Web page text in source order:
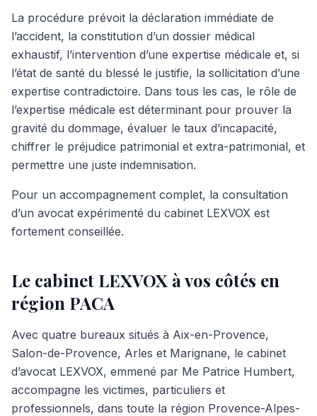
La procédure prévoit la déclaration immédiate de
l’accident, la constitution d’un dossier médical
exhaustif, l’intervention d’une expertise médicale et, si
l’état de santé du blessé le justifie, la sollicitation d’une
expertise contradictoire. Dans tous les cas, le rôle de
l’expertise médicale est déterminant pour prouver la
gravité du dommage, évaluer le taux d’incapacité,
chiffrer le préjudice patrimonial et extra-patrimonial, et
permettre une juste indemnisation.
Pour un accompagnement complet, la consultation
d’un avocat expérimenté du cabinet LEXVOX est
fortement conseillée.
Le cabinet LEXVOX à vos côtés en
région PACA
Avec quatre bureaux situés à Aix-en-Provence,
Salon-de-Provence, Arles et Marignane, le cabinet
d’avocat LEXVOX, emmené par Me Patrice Humbert,
accompagne les victimes, particuliers et
professionnels, dans toute la région Provence-Alpes-